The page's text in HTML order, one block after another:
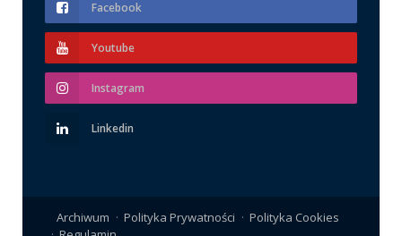
Facebook
Youtube
Instagram
Linkedin
Archiwum Polityka Prywatności
Polityka Cookies